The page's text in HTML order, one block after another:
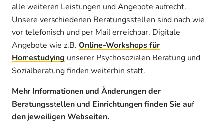
alle weiteren Leistungen und Angebote aufrecht.
Unsere verschiedenen Beratungsstellen sind nach wie
vor telefonisch und per Mail erreichbar. Digitale
Angebote wie z.B. Online-Workshops für
Homestudying unserer Psychosozialen Beratung und
Sozialberatung finden weiterhin statt.
Mehr Informationen und Änderungen der
Beratungsstellen und Einrichtungen finden Sie auf
den jeweiligen Webseiten.